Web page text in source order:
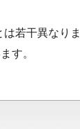
若干異なりま
す。